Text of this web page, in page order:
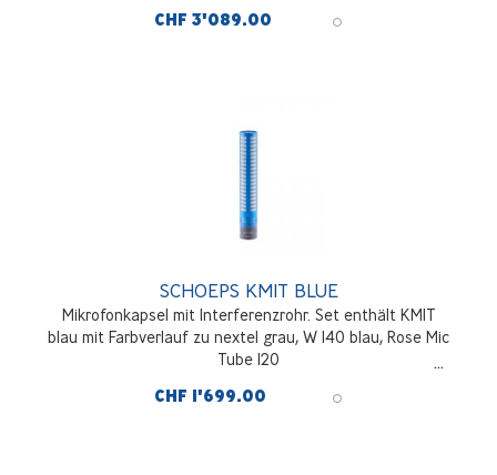
CHF 3'089.00
SCHOEPS KMIT BLUE
Mikrofonkapsel mit Interferenzrohr. Set enthält KMIT
blau mit Farbverlauf zu nextel grau, W 140 blau, Rose Mic
Tube 120
CHF 1'699.00